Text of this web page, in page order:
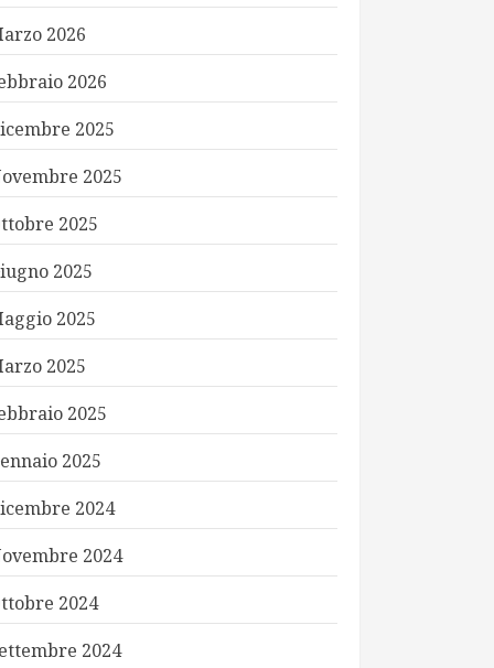
2026
2026
2025
2025
2025
2025
2025
2025
2025
2025
2024
2024
2024
2024